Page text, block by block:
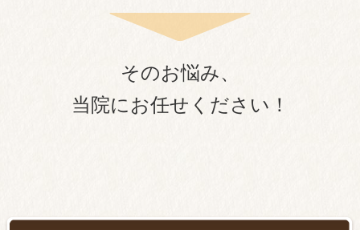
そのお悩み、
当院にお任せください！